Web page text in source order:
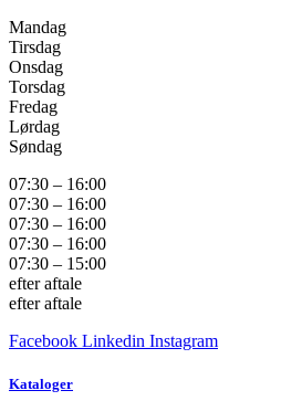
Mandag
Tirsdag
Onsdag
Torsdag
Fredag
Lørdag
Søndag
07:30 – 16:00
07:30 – 16:00
07:30 – 16:00
07:30 – 16:00
07:30 – 15:00
efter aftale
efter aftale
Facebook Linkedin Instagram
Kataloger